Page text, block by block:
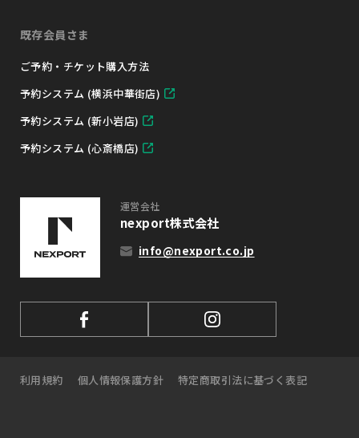
既存会員さま
ご予約・チケット購入方法
予約システム (横浜中華街店)
予約システム (新小岩店)
予約システム (心斎橋店)
運営会社
nexport株式会社
info@nexport.co.jp
利用規約 個人情報保護方針 特定商取引法に基づく表記